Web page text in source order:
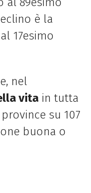
è la
17esimo
nel
vitain tutta
su 107
buona o